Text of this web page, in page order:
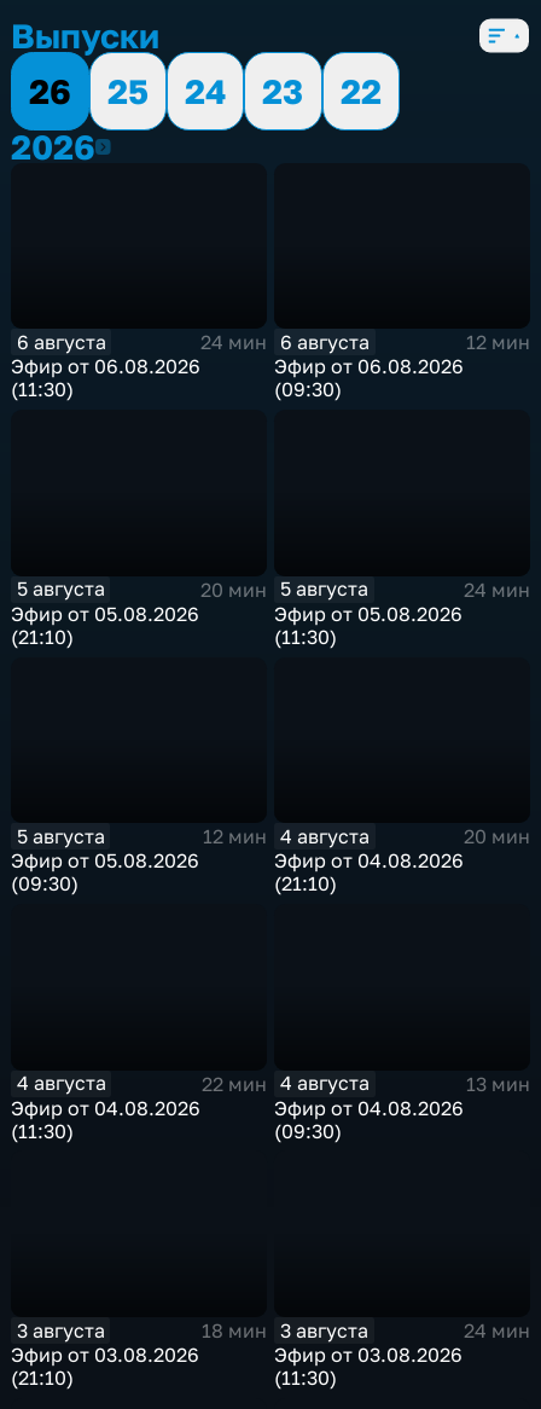
Выпуски
26
25 24 23
22
20262026
6 августа
24 мин
Эфир от 06.08.2026
(11:30)
6 августа
12 мин
Эфир от 06.08.2026
(09:30)
5 августа
20 мин
Эфир от 05.08.2026
(21:10)
5 августа
24 мин
Эфир от 05.08.2026
(11:30)
5 августа
12 мин
Эфир от 05.08.2026
(09:30)
4 августа
20 мин
Эфир от 04.08.2026
(21:10)
4 августа
22 мин
Эфир от 04.08.2026
(11:30)
4 августа
13 мин
Эфир от 04.08.2026
(09:30)
3 августа
18 мин
Эфир от 03.08.2026
(21:10)
3 августа
24 мин
Эфир от 03.08.2026
(11:30)